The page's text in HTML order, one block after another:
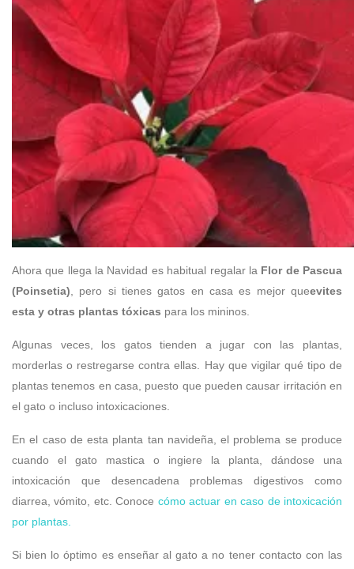
Ahora que llega la Navidad es habitual regalar la Flor de Pascua
(Poinsetia) , pero si tienes gatos en casa es mejor queevites
esta y otras plantas tóxicas para los mininos.
Algunas veces, los gatos tienden a jugar con las plantas,
morderlas o restregarse contra ellas. Hay que vigilar qué tipo de
plantas tenemos en casa, puesto que pueden causar irritación en
el gato o incluso intoxicaciones.
En el caso de esta planta tan navideña, el problema se produce
cuando el gato mastica o ingiere la planta, dándose una
intoxicación que desencadena problemas digestivos como
diarrea, vómito, etc. Conoce cómo actuar en caso de intoxicación
por plantas.
Si bien lo óptimo es enseñar al gato a no tener contacto con las